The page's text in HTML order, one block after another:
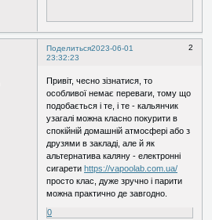
Поделиться 2
2023-06-01
23:32:23
Привіт, чесно зізнатися, то
особливої немає переваги, тому що
подобається і те, і те - кальянчик
узагалі можна класно покурити в
спокійній домашній атмосфері або з
друзями в закладі, але й як
альтернатива каляну - електронні
сигаретиhttps://vapoolab.com.ua/
просто клас, дуже зручно і парити
можна практично де завгодно.
0